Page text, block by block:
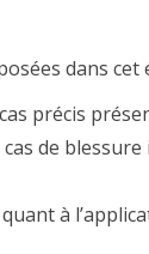
dans cet
précis
cas de
à